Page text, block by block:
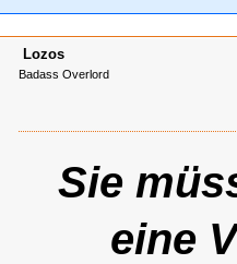
Lozos
Badass Overlord
Sie
eine